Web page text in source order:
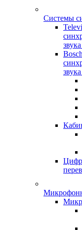
Системы
звука
звука